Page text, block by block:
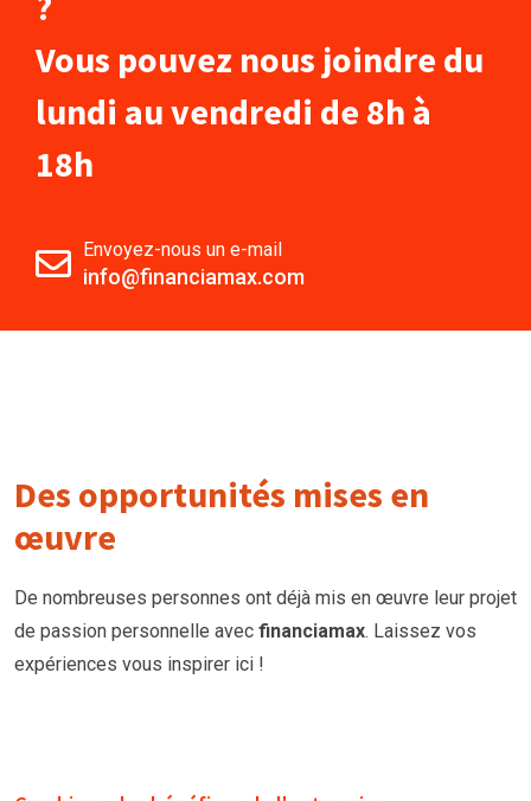
Vous pouvez nous joindre du
lundi au vendredi de 8h à
18h
Envoyez-nous un e-mail
info@financiamax.com
Des opportunités mises en
œuvre
De nombreuses personnes ont déjà mis en œuvre leur projet
de passion personnelle avec financiamax. Laissez vos
expériences vous inspirer ici !